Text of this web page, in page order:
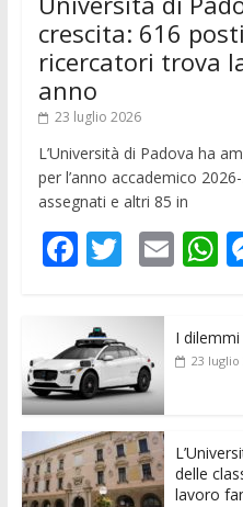
crescita: 616
ricercatori trova
anno
23 luglio 2026
L’Università di Padova ha
per l’anno accademico
assegnati e altri 85 in
F
e
b
o
o
k
T
itt
er
E
ai
l s
p
I
23 luglio
delle
lavoro